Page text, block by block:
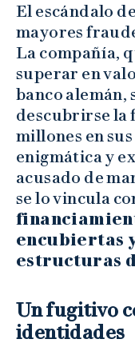
El escándalo
mayores
La compañía,
superar en
banco alemán,
descubrirse la
millones en
enigmática y
acusado de
se lo vincula
encubiertas
estructuras
Un fugitivo
identidades